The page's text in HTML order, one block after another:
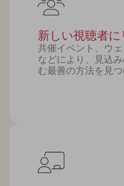
新しい視聴者に
共催イベント、ウ
などにより、見込
む最善の方法を見つ